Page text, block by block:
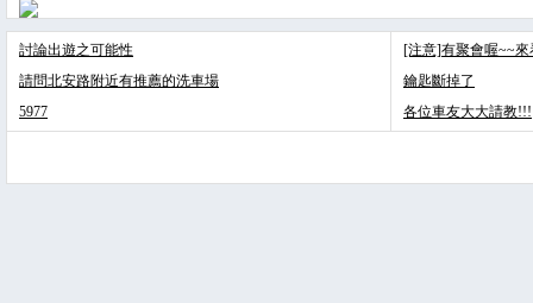
討論出遊之可能性
請問北安路附近有推薦的洗車場
5977
[注意]有聚會喔~~來
鑰匙斷掉了
各位車友大大請教!!!